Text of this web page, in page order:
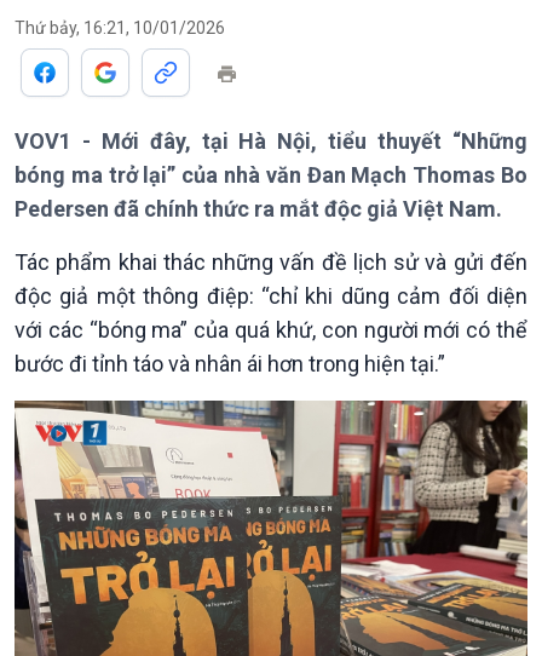
Thời sự 6h
Thời sự 12h
Thời sự 18h
Thời sự 21h30
Chuyên mục
Theo dòng Thời sự
Thứ bảy, 16:21, 10/01/2026
VOV1 - Mới đây, tại Hà Nội, tiểu thuyết “Những
bóng ma trở lại” của nhà văn Đan Mạch Thomas Bo
Pedersen đã chính thức ra mắt độc giả Việt Nam.
Tác phẩm khai thác những vấn đề lịch sử và gửi đến
độc giả một thông điệp: “chỉ khi dũng cảm đối diện
với các “bóng ma” của quá khứ, con người mới có thể
bước đi tỉnh táo và nhân ái hơn trong hiện tại.”